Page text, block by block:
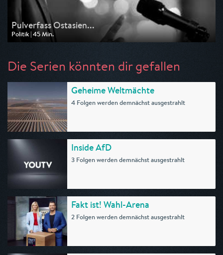
Pulverfass Ostasien...
Politik | 45 Min.
Ausgestrahlt von n-tv
Die Serien könnten dir gefallen
Geheime Weltmächte
4 Folgen werden demnächst ausgestrahlt
Inside AfD
3 Folgen werden demnächst ausgestrahlt
Fakt ist! Wahl-Arena
2 Folgen werden demnächst ausgestrahlt